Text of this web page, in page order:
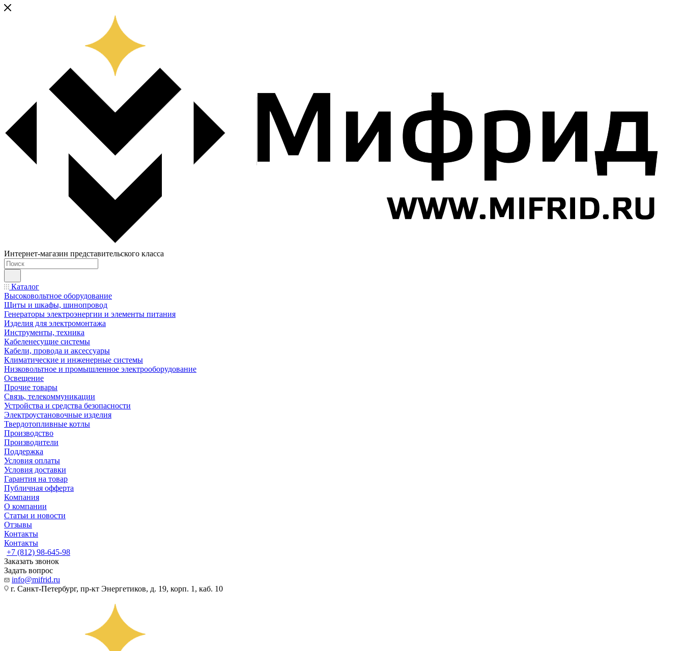
Интернет-магазин представительского класса
Каталог
Высоковольтное оборудование
Щиты и шкафы, шинопровод
Генераторы электроэнергии и элементы питания
Изделия для электромонтажа
Инструменты, техника
Кабеленесущие системы
Кабели, провода и аксессуары
Климатические и инженерные системы
Низковольтное и промышленное электрооборудование
Освещение
Прочие товары
Связь, телекоммуникации
Устройства и средства безопасности
Электроустановочные изделия
Твердотопливные котлы
Производство
Производители
Поддержка
Условия оплаты
Условия доставки
Гарантия на товар
Публичная офферта
Компания
О компании
Статьи и новости
Отзывы
Контакты
Контакты
+7 (812) 98-645-98
Заказать звонок
Задать вопрос
info@mifrid.ru
г. Санкт-Петербург, пр-кт Энергетиков, д. 19, корп. 1, каб. 10